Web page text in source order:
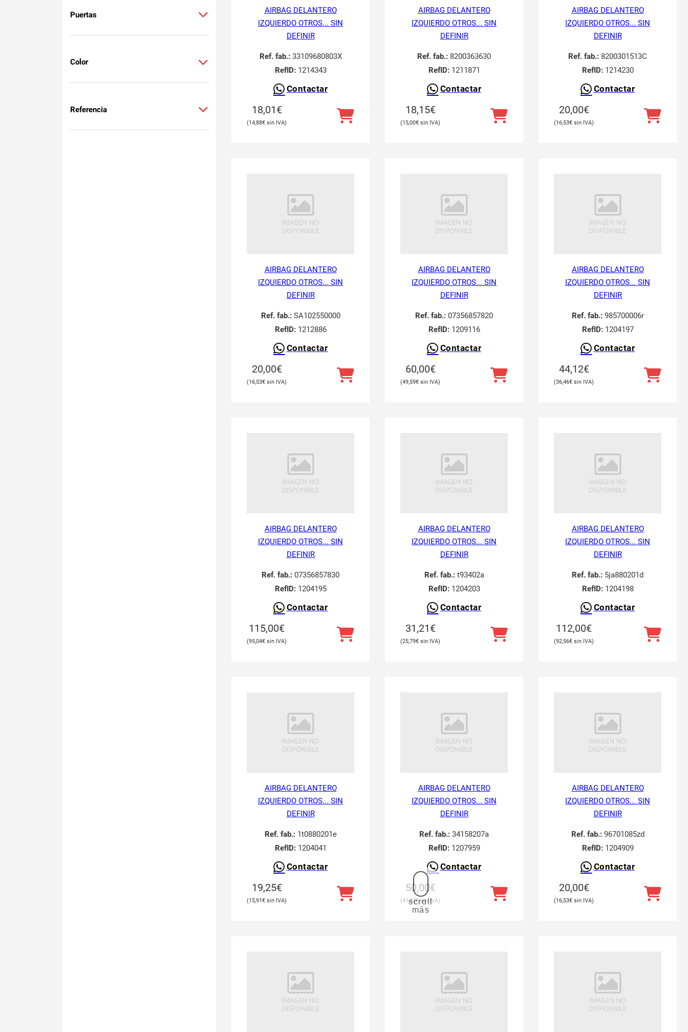
Puertas
Color
Referencia
AIRBAG DELANTERO
IZQUIERDO OTROS... SIN
DEFINIR
Ref. fab.:33109680803X
RefID:1214343
Contactar
18,01€
14,88€
AIRBAG DELANTERO
IZQUIERDO OTROS... SIN
DEFINIR
Ref. fab.: 8200363630
RefID:1211871
Contactar
18,15€
15,00€
AIRBAG DELANTERO
IZQUIERDO OTROS... SIN
DEFINIR
Ref. fab.: 8200301513C
RefID:1214230
Contactar
20,00€
16,53€
AIRBAG DELANTERO
IZQUIERDO OTROS... SIN
DEFINIR
Ref. fab.:SA102550000
RefID:1212886
Contactar
20,00€
16,53€
AIRBAG DELANTERO
IZQUIERDO OTROS... SIN
DEFINIR
Ref. fab.: 07356857820
RefID:1209116
Contactar
60,00€
49,59€
AIRBAG DELANTERO
IZQUIERDO OTROS... SIN
DEFINIR
Ref. fab.:985700006r
RefID:1204197
Contactar
44,12€
36,46€
AIRBAG DELANTERO
IZQUIERDO OTROS... SIN
DEFINIR
Ref. fab.: 07356857830
RefID:1204195
Contactar
115,00€
95,04€
AIRBAG DELANTERO
IZQUIERDO OTROS... SIN
DEFINIR
Ref. fab.:t93402a
RefID:1204203
Contactar
31,21€
25,79€
AIRBAG DELANTERO
IZQUIERDO OTROS... SIN
DEFINIR
Ref. fab.: 5ja880201d
RefID:1204198
Contactar
112,00€
92,56€
AIRBAG DELANTERO
IZQUIERDO OTROS... SIN
DEFINIR
Ref. fab.:1t0880201e
RefID:1204041
Contactar
19,25€
15,91€
AIRBAG DELANTERO
IZQUIERDO OTROS... SIN
DEFINIR
Ref. fab.: 34158207a
RefID:1207959
Contactar
50,00€
41,32€
AIRBAG DELANTERO
IZQUIERDO OTROS... SIN
DEFINIR
Ref. fab.:96701085zd
RefID:1204909
Contactar
20,00€
16,53€
scroll
más